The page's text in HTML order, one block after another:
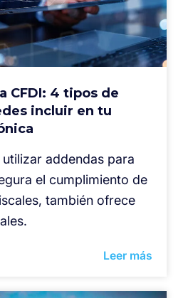
CFDI: 4 tipos de
incluir en tu
addendas para
el cumplimiento de
también ofrece
Leer más